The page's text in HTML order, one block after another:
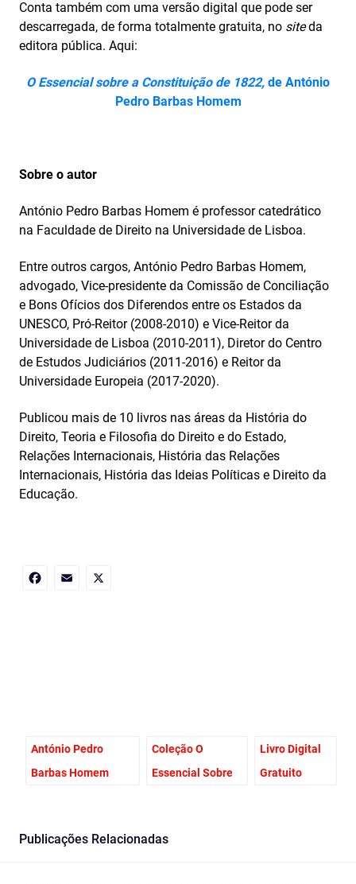
Conta também com uma versão digital que pode ser
descarregada, de forma totalmente gratuita, no siteda
editora pública. Aqui:
O Essencial sobre a Constituição de 1822, de António
Pedro Barbas Homem
Sobre o autor
António Pedro Barbas Homem é professor catedrático
na Faculdade de Direito na Universidade de Lisboa.
Entre outros cargos, António Pedro Barbas Homem,
advogado, Vice-presidente da Comissão de Conciliação
e Bons Ofícios dos Diferendos entre os Estados da
UNESCO, Pró-Reitor (2008-2010) e Vice-Reitor da
Universidade de Lisboa (2010-2011), Diretor do Centro
de Estudos Judiciários (2011-2016) e Reitor da
Universidade Europeia (2017‑2020).
Publicou mais de 10 livros nas áreas da História do
Direito, Teoria e Filosofia do Direito e do Estado,
Relações Internacionais, História das Relações
Internacionais, História das Ideias Políticas e Direito da
Educação.
António Pedro
Barbas Homem
Coleção O
Essencial Sobre
Livro Digital
Gratuito
Publicações Relacionadas